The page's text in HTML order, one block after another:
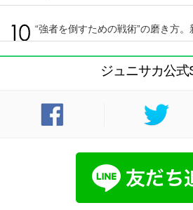
“強者を倒すための戦術”の磨き方
ジュニサカ公式